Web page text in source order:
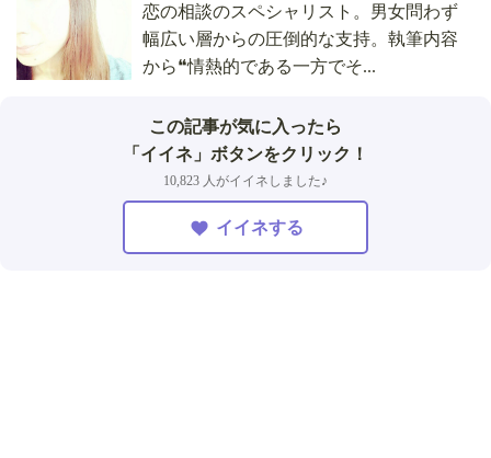
恋の相談のスペシャリスト。男女問わず
幅広い層からの圧倒的な支持。執筆内容
から❝情熱的である一方でそ...
この記事が気に入ったら
「イイネ」ボタンをクリック！
10,823 人がイイネしました♪
イイネする